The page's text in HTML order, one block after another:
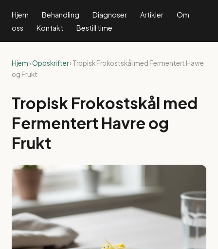
Hjem Behandling Diagnoser Artikler
Om
oss
Kontakt Bestill time
Hjem›Oppskrifter› Tropisk Frokostskål med Fermentert Havre
og Frukt
Tropisk Frokostskål med
Fermentert Havre og
Frukt